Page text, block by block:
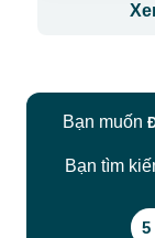
Bạn muốn
Bạn tìm
5